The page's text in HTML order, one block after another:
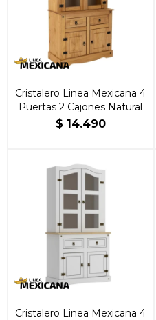
Cristalero Linea Mexicana 4
Puertas 2 Cajones Natural
$ 14.490
Cristalero Linea Mexicana 4